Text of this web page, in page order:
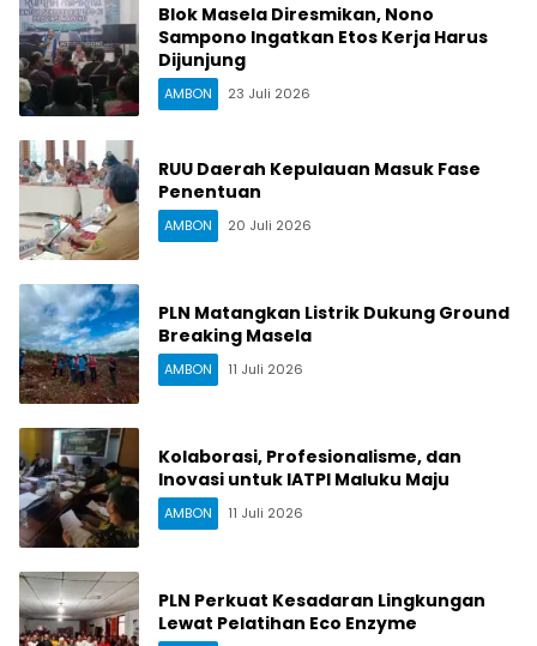
Blok Masela Diresmikan, Nono
Sampono Ingatkan Etos Kerja Harus
Dijunjung
AMBON 23 Juli 2026
RUU Daerah Kepulauan Masuk Fase
Penentuan
AMBON 20 Juli 2026
PLN Matangkan Listrik Dukung Ground
Breaking Masela
AMBON 11 Juli 2026
Kolaborasi, Profesionalisme, dan
Inovasi untuk IATPI Maluku Maju
AMBON 11 Juli 2026
PLN Perkuat Kesadaran Lingkungan
Lewat Pelatihan Eco Enzyme